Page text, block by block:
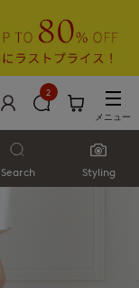
2
メニュー
Search Styling